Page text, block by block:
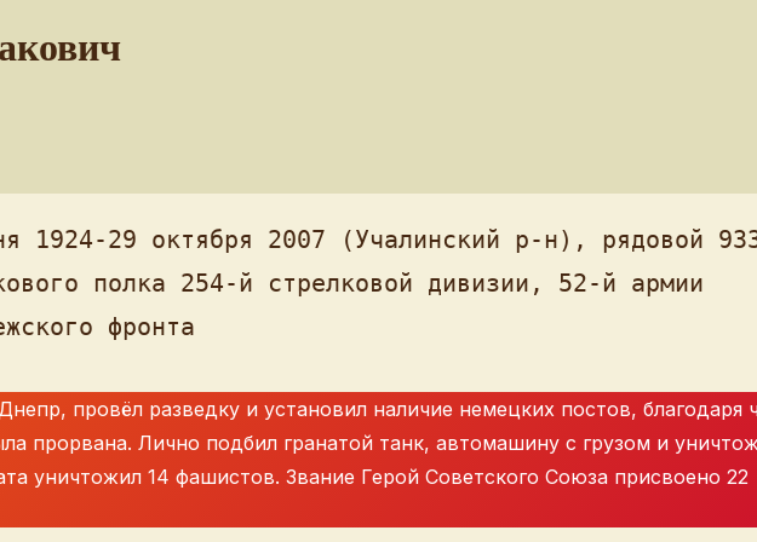
1924-29 октября 2007 (Учалинский р-н), рядовой
полка 254-й стрелковой дивизии, 52-й армии
фронта
провёл разведку и установил наличие немецких постов, благодаря
прорвана. Лично подбил гранатой танк, автомашину с грузом и
уничтожил 14 фашистов. Звание Герой Советского Союза присвоено 22